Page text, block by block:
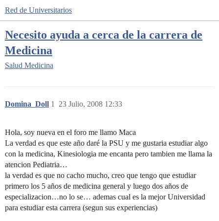
Red de Universitarios
Necesito ayuda a cerca de la carrera de
Medicina
Salud Medicina
Domina_Doll 23 Julio, 2008 12:33
1
Hola, soy nueva en el foro me llamo Maca
La verdad es que este año daré la PSU y me gustaria estudiar algo
con la medicina, Kinesiologia me encanta pero tambien me llama la
atencion Pediatria…
la verdad es que no cacho mucho, creo que tengo que estudiar
primero los 5 años de medicina general y luego dos años de
especializacion…no lo se… ademas cual es la mejor Universidad
para estudiar esta carrera (segun sus experiencias)